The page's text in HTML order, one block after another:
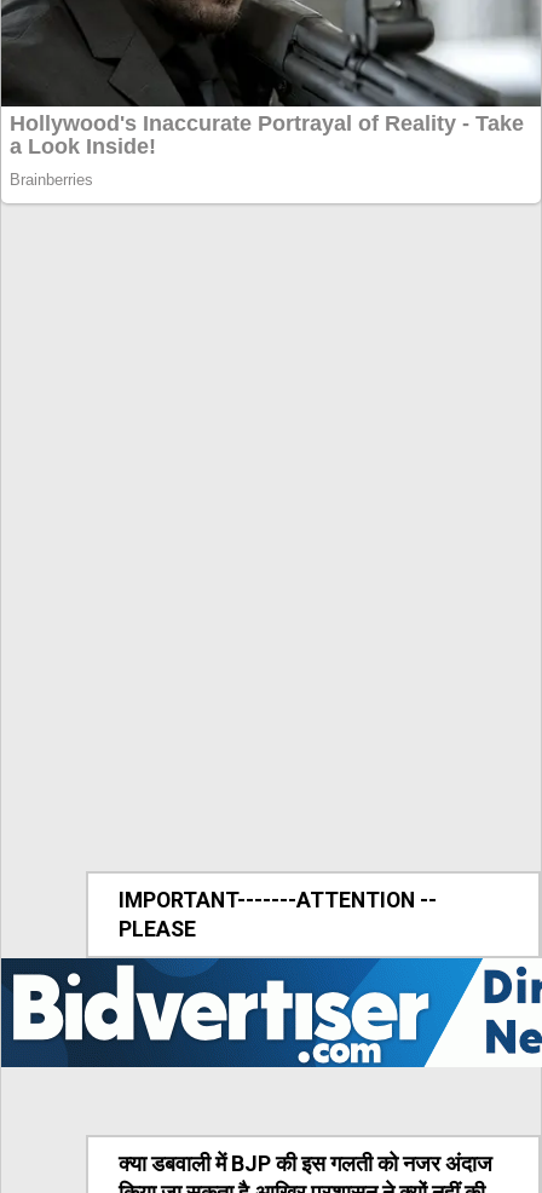
IMPORTANT-------ATTENTION --
PLEASE
क्या डबवाली में BJP की इस गलती को नजर अंदाज